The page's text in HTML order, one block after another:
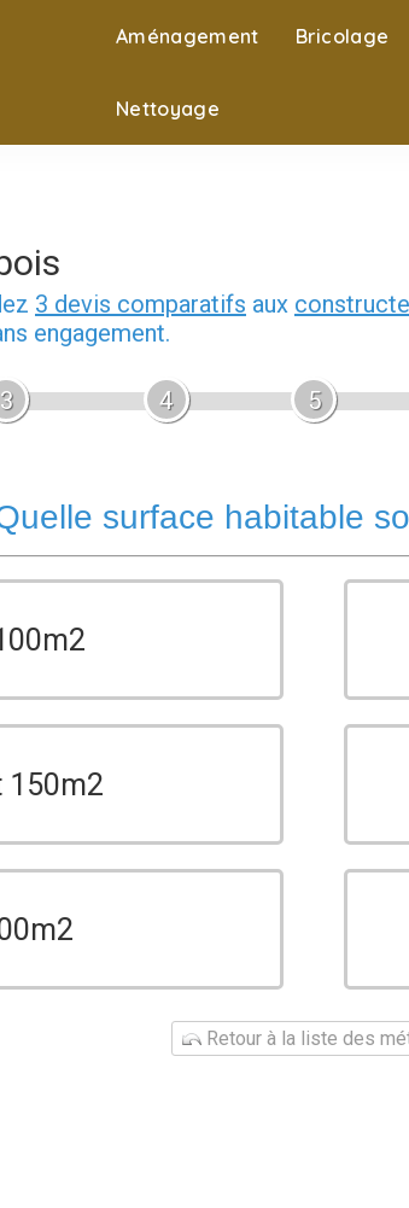
Aménagement Bricolage
Nettoyage
3 devis comparatifs aux
engagement.
3 4 5
surface habitable
150m2
Retour à la liste des